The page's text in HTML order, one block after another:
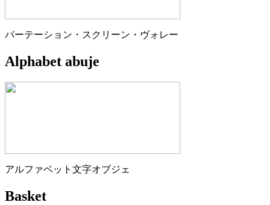
パーテーション・スクリーン・ヴォレー
Alphabet abuje
アルファベット文字オブジェ
Basket